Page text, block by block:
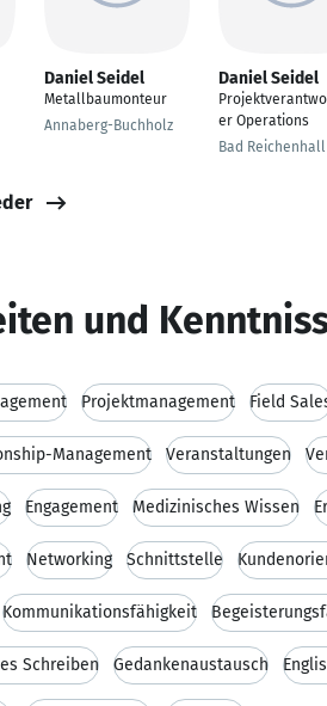
Daniel Seidel
Metallbaumonteur
Annaberg-Buchholz
Daniel Seidel
er Operations
Bad Reichenhall
und
Projektmanagement Field
Management Veranstaltungen
Engagement Medizinisches Wissen
Networking Schnittstelle
Kommunikationsfähigkeit
Schreiben Gedankenaustausch